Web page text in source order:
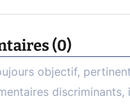
(0)